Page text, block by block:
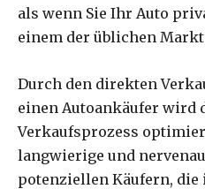
als wenn Sie Ihr Auto
einem der üblichen
Durch den direkten
einen Autoankäufer wird
Verkaufsprozess
langwierige und
potenziellen Käufern, die